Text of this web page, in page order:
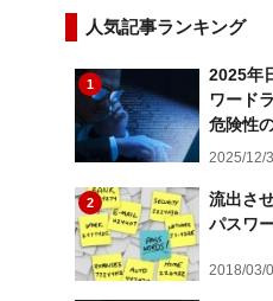
人気記事ランキング
1
2025年
ワード
危険性
2025/12/
2
流出さ
パスワ
2018/03/